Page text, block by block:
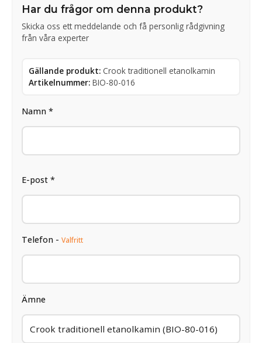
Har du frågor om denna produkt?
Skicka oss ett meddelande och få personlig rådgivning
från våra experter
Gällande produkt: Crook traditionell etanolkamin
Artikelnummer: BIO-80-016
Namn *
E-post *
Telefon - Valfritt
Ämne